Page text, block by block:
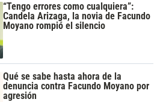
“Tengo errores como cualquiera”:
Candela Arizaga, la novia de Facundo
Moyano rompió el silencio
Qué se sabe hasta ahora de la
denuncia contra Facundo Moyano por
agresión